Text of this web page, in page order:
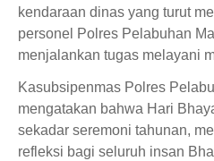
kendaraan dinas yang turut
personel Polres Pelabuhan
menjalankan tugas melayani
Kasubsipenmas Polres
mengatakan bahwa Hari
sekadar seremoni tahunan,
refleksi bagi seluruh insan